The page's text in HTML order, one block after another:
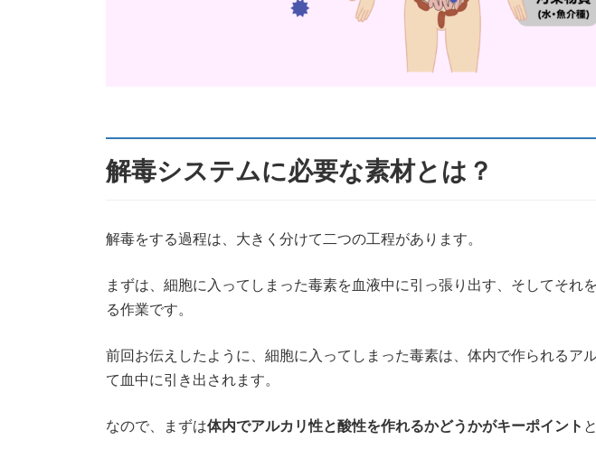
解毒システムに必要な素材とは？
解毒をする過程は、大きく分けて二つの工程があります。
まずは、細胞に入ってしまった毒素を血液中に引っ張り出す、そしてそれ
る作業です。
前回お伝えしたように、細胞に入ってしまった毒素は、体内で作られるア
て血中に引き出されます。
なので、まずは体内でアルカリ性と酸性を作れるかどうかがキーポイント